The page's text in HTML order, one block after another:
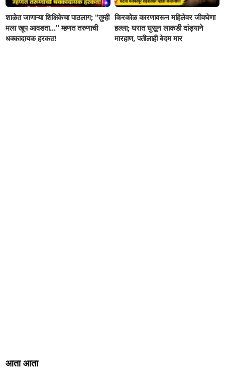
शाळेत जाणाऱ्या शिक्षिकेचा पाठलाग; "तुम्ही
मला खूप आवडता..." म्हणत तरुणाची
धक्कादायक हरकत!
किरकोळ कारणावरून महिलेवर जीवघेणा
हल्ला; घरात घुसून लाकडी दांड्याने
मारहाण, पतीलाही बेदम मार
आता आता